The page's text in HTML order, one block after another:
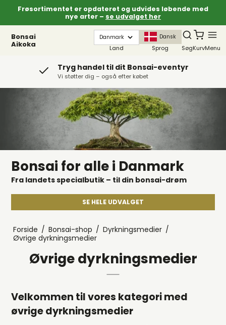
Frøsortimentet er opdateret og udvides løbende med
nye arter – se udvalget her
Bonsai
Aikoka Land
Dansk
Sprog SøgKurvMenu
Tryg handel til dit Bonsai-eventyr
Vi støtter dig – også efter købet
Bonsai for alle i Danmark
Fra landets specialbutik – til din bonsai-drøm
SE HELE UDVALGET
Forside / Bonsai-shop / Dyrkningsmedier /
Øvrige dyrkningsmedier
Øvrige dyrkningsmedier
Velkommen til vores kategori med
øvrige dyrkningsmedier